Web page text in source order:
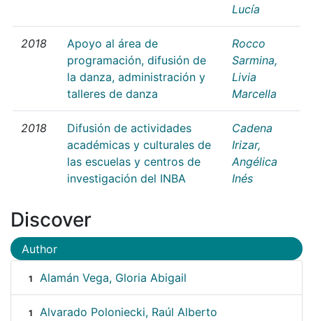
Lucía
2018
Apoyo al área de
programación, difusión de
la danza, administración y
talleres de danza
Rocco
Sarmina,
Livia
Marcella
2018
Difusión de actividades
académicas y culturales de
las escuelas y centros de
investigación del INBA
Cadena
Irizar,
Angélica
Inés
Discover
Author
1 Alamán Vega, Gloria Abigail
1 Alvarado Poloniecki, Raúl Alberto